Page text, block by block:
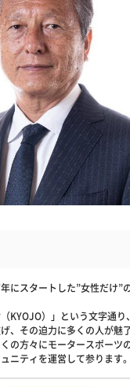
にスタートした”女性だけ”
KYOJO）」という文字通
、その迫力に多くの人が魅
の方々にモータースポーツ
ニティを運営して参ります。